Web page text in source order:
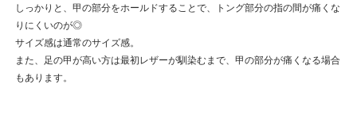
しっかりと、甲の部分をホールドすることで、トング部分の指の間が痛くな
りにくいのが◎
サイズ感は通常のサイズ感。
また、足の甲が高い方は最初レザーが馴染むまで、甲の部分が痛くなる場合
もあります。